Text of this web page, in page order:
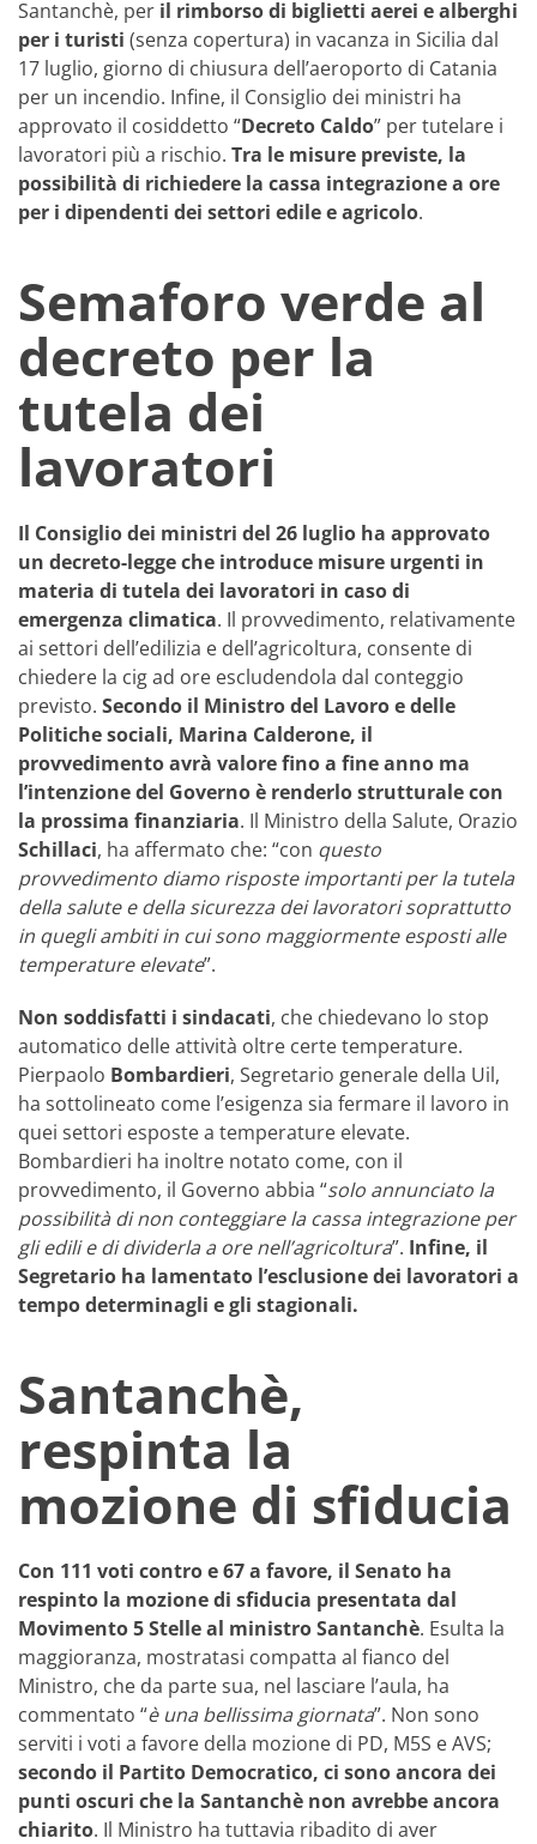
Santanchè, per il rimborso di biglietti aerei e alberghi
per i turisti (senza copertura) in vacanza in Sicilia dal
17 luglio, giorno di chiusura dell’aeroporto di Catania
per un incendio. Infine, il Consiglio dei ministri ha
approvato il cosiddetto “Decreto Caldo” per tutelare i
lavoratori più a rischio. Tra le misure previste, la
possibilità di richiedere la cassa integrazione a ore
per i dipendenti dei settori edile e agricolo.
Semaforo verde al
decreto per la
tutela dei
lavoratori
Il Consiglio dei ministri del 26 luglio ha approvato
un decreto-legge che introduce misure urgenti in
materia di tutela dei lavoratori in caso di
emergenza climatica. Il provvedimento, relativamente
ai settori dell’edilizia e dell’agricoltura, consente di
chiedere la cig ad ore escludendola dal conteggio
previsto. Secondo il Ministro del Lavoro e delle
Politiche sociali, Marina Calderone, il
provvedimento avrà valore fino a fine anno ma
l’intenzione del Governo è renderlo strutturale con
la prossima finanziaria. Il Ministro della Salute, Orazio
Schillaci, ha affermato che: “con questo
provvedimento diamo risposte importanti per la tutela
della salute e della sicurezza dei lavoratori soprattutto
in quegli ambiti in cui sono maggiormente esposti alle
temperature elevate”.
Non soddisfatti i sindacati, che chiedevano lo stop
automatico delle attività oltre certe temperature.
Pierpaolo Bombardieri, Segretario generale della Uil,
ha sottolineato come l’esigenza sia fermare il lavoro in
quei settori esposte a temperature elevate.
Bombardieri ha inoltre notato come, con il
provvedimento, il Governo abbia “solo annunciato la
possibilità di non conteggiare la cassa integrazione per
gli edili e di dividerla a ore nell’agricoltura”. Infine, il
Segretario ha lamentato l’esclusione dei lavoratori a
tempo determinagli e gli stagionali.
Santanchè,
respinta la
mozione di sfiducia
Con 111 voti contro e 67 a favore, il Senato ha
respinto la mozione di sfiducia presentata dal
Movimento 5 Stelle al ministro Santanchè. Esulta la
maggioranza, mostratasi compatta al fianco del
Ministro, che da parte sua, nel lasciare l’aula, ha
commentato “è una bellissima giornata”. Non sono
serviti i voti a favore della mozione di PD, M5S e AVS;
secondo il Partito Democratico, ci sono ancora dei
punti oscuri che la Santanchè non avrebbe ancora
chiarito. Il Ministro ha tuttavia ribadito di aver